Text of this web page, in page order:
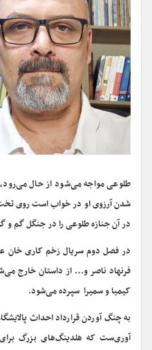
طلوعی مواجه می‌شود از حال می‌رود،
شدن آرزوی او در خواب است روی
در آن جنازه طلوعی را در جنگل گم و
در فصل دوم سریال زخم کاری خان
فرنهاد ناصر و… از داستان خارج
کیمیا و سمیرا سپرده می‌شود.
به چنگ آوردن قرارداد احداث
آوری‌ست که هلدینگ‌های بزرگ